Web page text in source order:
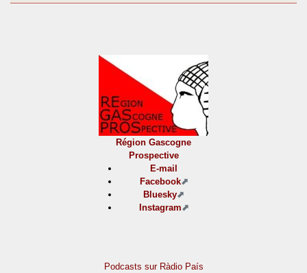
Région Gascogne
Prospective
E-mail
Facebook
Bluesky
Instagram
Podcasts sur Ràdio País